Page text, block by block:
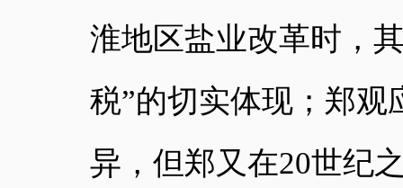
淮地区盐业改革时，
税”的切实体现；郑观
异，但郑又在20世纪